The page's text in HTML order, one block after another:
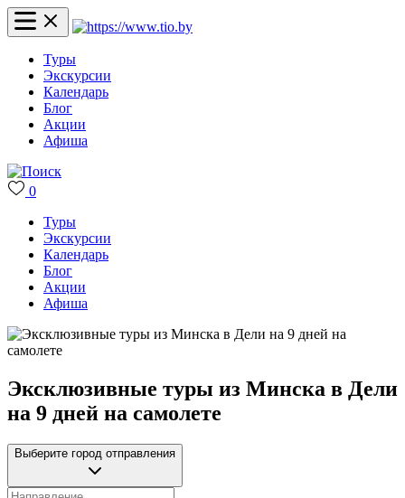
Туры
Экскурсии
Календарь
Блог
Акции
Афиша
0
Туры
Экскурсии
Календарь
Блог
Акции
Афиша
Эксклюзивные туры из Минска в Дели
на 9 дней на самолете
Выберите город отправления